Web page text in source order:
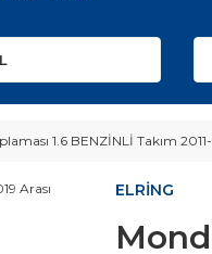
1.6 BENZİNLİ Takım
ELRİNG